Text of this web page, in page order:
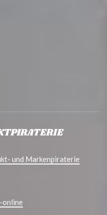
und Markenpiraterie
online